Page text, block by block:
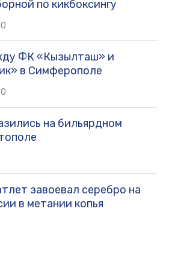
по кикбоксингу
ФК «Кызылташ» и
в Симферополе
на бильярдном
завоевал серебро на
в метании копья